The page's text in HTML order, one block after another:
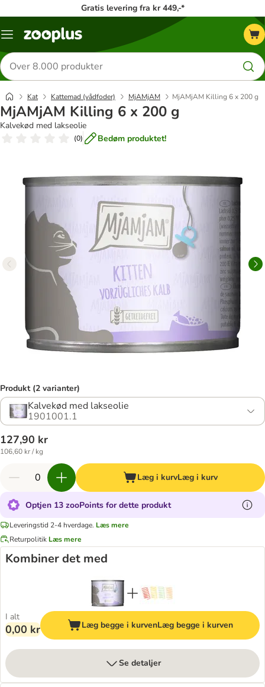
Gratis levering fra kr 449,-*
Menu
Søg
efter
produkter
Kat Kattemad (vådfoder) MjAMjAM MjAMjAM Killing 6 x 200 g
MjAMjAM Killing 6 x 200 g
Kalvekød med lakseolie
(0) Bedøm produktet!
Produkt (2 varianter)
Kalvekød med lakseolie
1901001.1
127,90 kr
106,60 kr / kg
Læg i kurvLæg i kurv
Optjen 13 zooPoints for dette produkt
Leveringstid 2-4 hverdage. Læs mere
Returpolitik Læs mere
Kombiner det med
I alt
0,00 kr Læg begge i kurvenLæg begge i kurven
Se detaljer